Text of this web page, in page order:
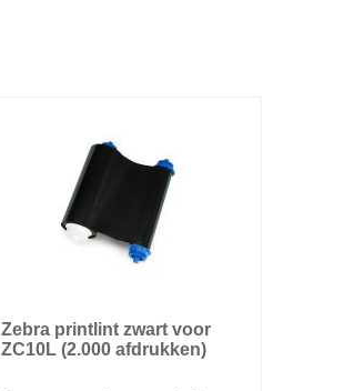
Zebra printlint zwart voor
ZC10L (2.000 afdrukken)